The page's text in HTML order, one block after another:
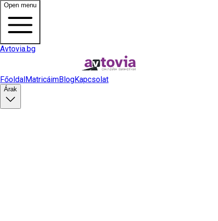
Open menu
Avtovia.bg
FőoldalMatricáimBlogKapcsolat
Árak